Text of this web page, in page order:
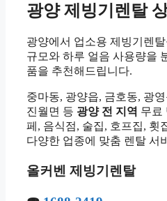
광양 제빙기렌탈
광양에서 업소용 제빙기렌
규모와 하루 얼음 사용량을
품을 추천해드립니다.
중마동, 광양읍, 금호동, 광
진월면 등 광양 전 지역 무료
페, 음식점, 술집, 호프집, 횟
다양한 업종에 맞춤 렌탈 서
올커벤 제빙기렌탈